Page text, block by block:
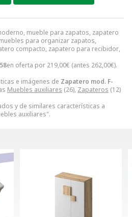
mueble para zapatos, zapatero
para organizar zapatos,
compacto, zapatero para recibidor,
en oferta por 219,00€ (antes 262,00€).
e imágenes de Zapatero mod. F-
Muebles auxiliares (26), Zapateros (12)
y de similares características a
auxiliares".